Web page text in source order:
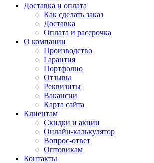
Доставка и оплата
Как сделать заказ
Доставка
Оплата и рассрочка
О компании
Производство
Гарантия
Портфолио
Отзывы
Реквизиты
Вакансии
Карта сайта
Клиентам
Скидки и акции
Онлайн-калькулятор
Вопрос-ответ
Оптовикам
Контакты